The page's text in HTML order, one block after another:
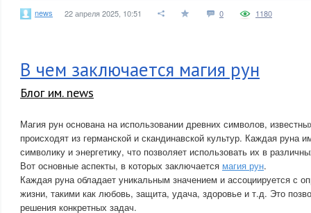
news 22 апреля 2025, 10:51 0 1180
В чем заключается магия рун
Блог им. news
Магия рун основана на использовании древних символов,
происходят из германской и скандинавской культур. Каждая руна
символику и энергетику, что позволяет использовать их в
Вот основные аспекты, в которых заключается магия рун.
Каждая руна обладает уникальным значением и ассоциируется с
жизни, такими как любовь, защита, удача, здоровье и т.д. Это
решения конкретных задач.